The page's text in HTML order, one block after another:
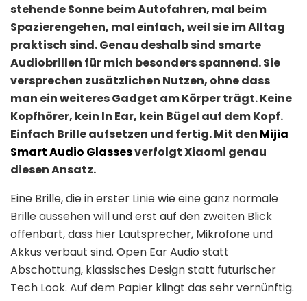
stehende Sonne beim Autofahren, mal beim
Spazierengehen, mal einfach, weil sie im Alltag
praktisch sind. Genau deshalb sind smarte
Audiobrillen für mich besonders spannend. Sie
versprechen zusätzlichen Nutzen, ohne dass
man ein weiteres Gadget am Körper trägt. Keine
Kopfhörer, kein In Ear, kein Bügel auf dem Kopf.
Einfach Brille aufsetzen und fertig. Mit den Mijia
Smart Audio Glassesverfolgt Xiaomi genau
diesen Ansatz.
Eine Brille, die in erster Linie wie eine ganz normale
Brille aussehen will und erst auf den zweiten Blick
offenbart, dass hier Lautsprecher, Mikrofone und
Akkus verbaut sind. Open Ear Audio statt
Abschottung, klassisches Design statt futurischer
Tech Look. Auf dem Papier klingt das sehr vernünftig.